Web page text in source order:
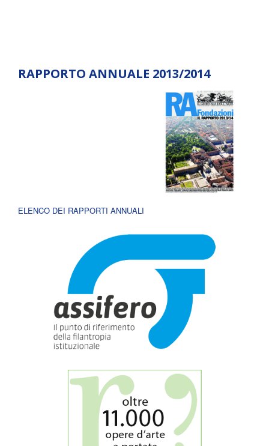
RAPPORTO ANNUALE 2013/2014
ELENCO DEI RAPPORTI ANNUALI